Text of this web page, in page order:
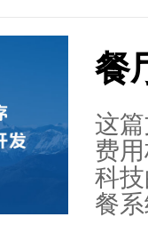
后
包
的
据
帮
额
餐
这
费
科
餐